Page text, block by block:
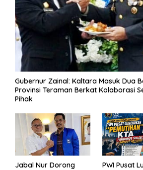
Gubernur Zainal: Kaltara Masuk Dua
Provinsi Teraman Berkat Kolaborasi
Pihak
Jabal Nur Dorong
PWI Pusat